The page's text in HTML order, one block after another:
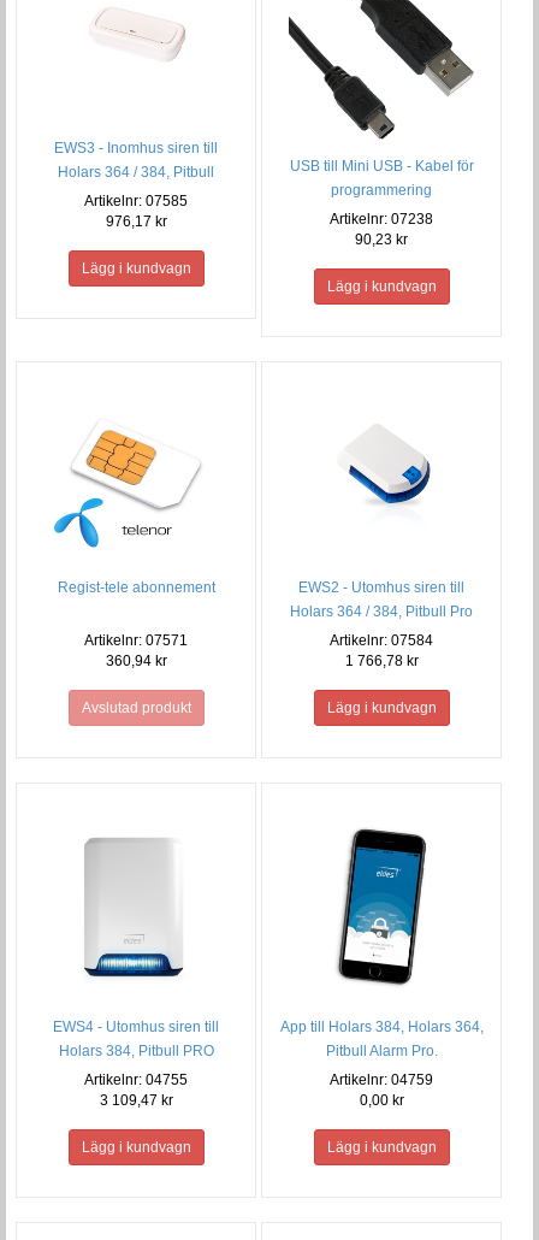
EWS3 - Inomhus siren till
Holars 364 / 384, Pitbull
Artikelnr: 07585
976,17 kr
USB till Mini USB - Kabel för
programmering
Artikelnr: 07238
90,23 kr
Regist-tele abonnement
Artikelnr: 07571
360,94 kr
Avslutad produkt
EWS2 - Utomhus siren till
Holars 364 / 384, Pitbull Pro
Artikelnr: 07584
1 766,78 kr
EWS4 - Utomhus siren till
Holars 384, Pitbull PRO
Artikelnr: 04755
3 109,47 kr
App till Holars 384, Holars 364,
Pitbull Alarm Pro.
Artikelnr: 04759
0,00 kr